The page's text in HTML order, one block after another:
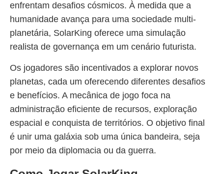
enfrentam desafios cósmicos. À medida que a
humanidade avança para uma sociedade multi-
planetária, SolarKing oferece uma simulação
realista de governança em um cenário futurista.
Os jogadores são incentivados a explorar novos
planetas, cada um oferecendo diferentes desafios
e benefícios. A mecânica de jogo foca na
administração eficiente de recursos, exploração
espacial e conquista de territórios. O objetivo final
é unir uma galáxia sob uma única bandeira, seja
por meio da diplomacia ou da guerra.